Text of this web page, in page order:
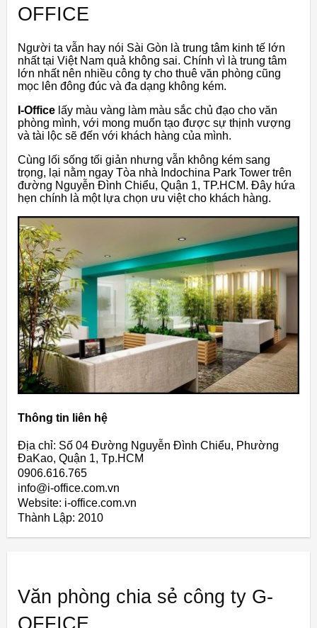
OFFICE
Người ta vẫn hay nói Sài Gòn là trung tâm kinh tế lớn
nhất tại Việt Nam quả không sai. Chính vì là trung tâm
lớn nhất nên nhiều công ty cho thuê văn phòng cũng
mọc lên đông đúc và đa dạng không kém.
I-Office lấy màu vàng làm màu sắc chủ đạo cho văn
phòng mình, với mong muốn tạo được sự thịnh vượng
và tài lộc sẽ đến với khách hàng của mình.
Cùng lối sống tối giản nhưng vẫn không kém sang
trọng, lại nằm ngay Tòa nhà Indochina Park Tower trên
đường Nguyễn Đình Chiểu, Quận 1, TP.HCM. Đây hứa
hẹn chính là một lựa chọn ưu việt cho khách hàng.
Thông tin liên hệ
Địa chỉ: Số 04 Đường Nguyễn Đình Chiểu, Phường
ĐaKao, Quận 1, Tp.HCM
0906.616.765
info@i-office.com.vn
Website: i-office.com.vn
Thành Lập: 2010
Văn phòng chia sẻ công ty G-